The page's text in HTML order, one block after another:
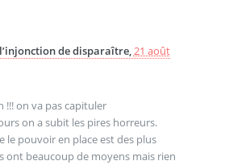
de disparaître, 21 août
!!! on va pas capituler
on a subit les pires horreurs.
le pouvoir en place est des plus
ont beaucoup de moyens mais rien